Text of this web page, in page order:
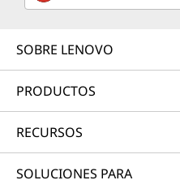
SOBRE LENOVO
PRODUCTOS
RECURSOS
SOLUCIONES PARA